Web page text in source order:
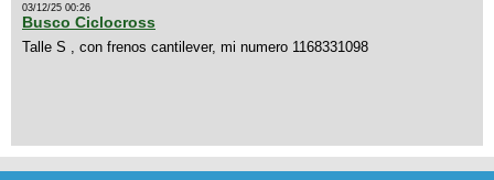
03/12/25 00:26
Busco Ciclocross
Talle S , con frenos cantilever, mi numero 1168331098